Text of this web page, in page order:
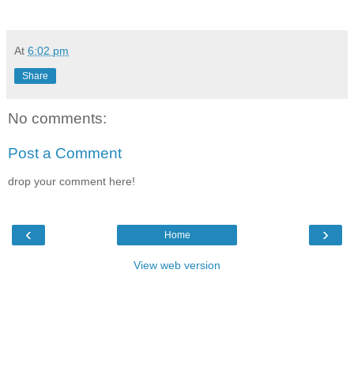
At 6:02 pm
Share
No comments:
Post a Comment
drop your comment here!
‹ ›
Home
View web version